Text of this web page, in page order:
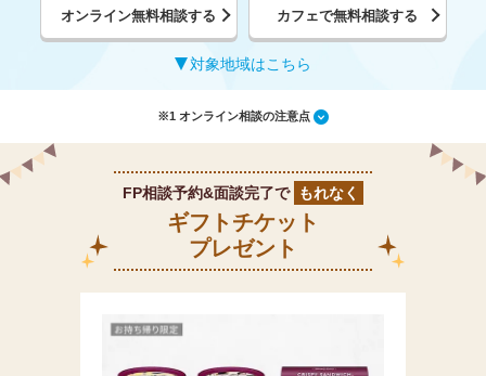
オンライン無料相談する カフェで無料相談する
対象地域はこちら
※1 オンライン相談の注意点
FP相談予約&面談完了で もれなく
ギフトチケット
プレゼント